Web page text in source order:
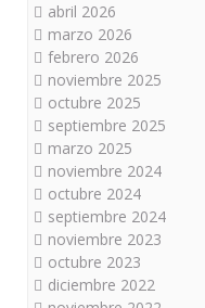
abril 2026
marzo 2026
febrero 2026
noviembre 2025
octubre 2025
septiembre 2025
marzo 2025
noviembre 2024
octubre 2024
septiembre 2024
noviembre 2023
octubre 2023
diciembre 2022